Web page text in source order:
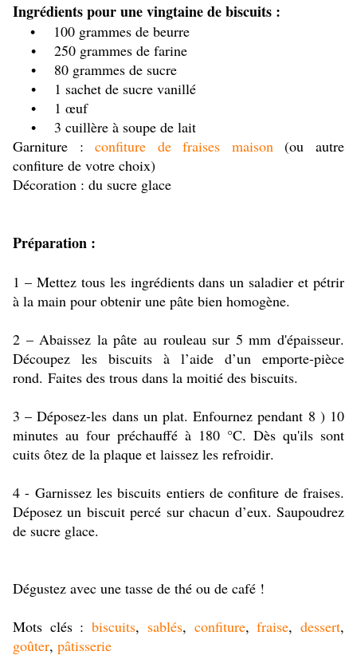
Ingrédients pour une vingtaine de biscuits :
• 100 grammes de beurre
• 250 grammes de farine
• 80 grammes de sucre
• 1 sachet de sucre vanillé
• 1 œuf
• 3 cuillère à soupe de lait
Garniture :confiture de fraises maison(ou autre
confiture de votre choix)
Décoration : du sucre glace
Préparation :
1 – Mettez tous les ingrédients dans un saladier et pétrir
à la main pour obtenir une pâte bien homogène.
2 – Abaissez la pâte au rouleau sur 5 mm d'épaisseur.
Découpez les biscuits à l’aide d’un emporte-pièce
rond. Faites des trous dans la moitié des biscuits.
3 – Déposez-les dans un plat. Enfournez pendant 8 ) 10
minutes au four préchauffé à 180 °C. Dès qu'ils sont
cuits ôtez de la plaque et laissez les refroidir.
4 - Garnissez les biscuits entiers de confiture de fraises.
Déposez un biscuit percé sur chacun d’eux. Saupoudrez
de sucre glace.
Dégustez avec une tasse de thé ou de café !
Mots clés :biscuits, sablés, confiture,fraise,dessert,
goûter, pâtisserie